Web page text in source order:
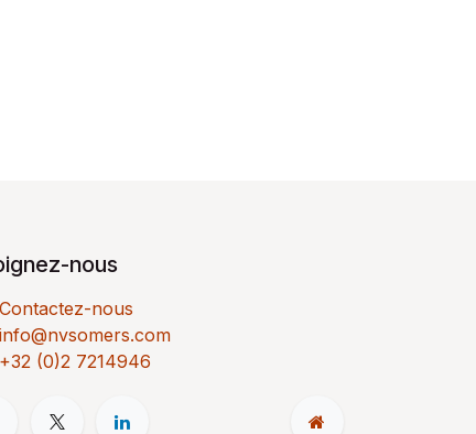
nous
Contactez-nous
info@nvsomers.com
+32 (0)2 7214946